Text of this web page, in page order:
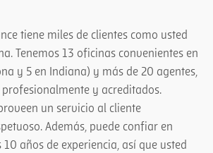
tiene miles de clientes como usted
Tenemos 13 oficinas convenientes en
y 5 en Indiana) y más de 20 agentes,
y acreditados.
un servicio al cliente
Además, puede confiar en
10 años de experiencia, así que usted